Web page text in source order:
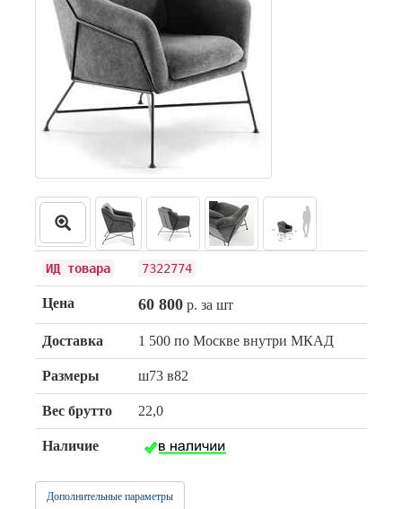
ИД товара 7322774
Цена 60 800р. за шт
Доставка 1 500 по Москве внутри МКАД
Размеры ш73 в82
Вес брутто 22,0
Наличие
Дополнительные параметры